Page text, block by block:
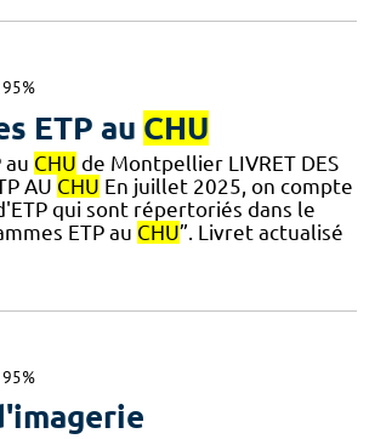
95%
ETP au CHU
au CHU de Montpellier LIVRET DES
AU CHU En juillet 2025, on compte
qui sont répertoriés dans le
ETP au CHU”. Livret actualisé
95%